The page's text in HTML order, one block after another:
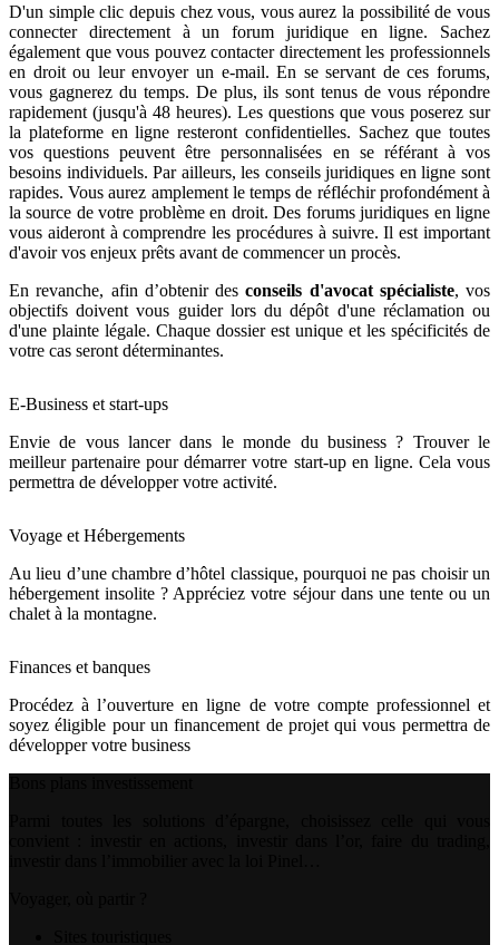
D'un simple clic depuis chez vous, vous aurez la possibilité de vous
connecter directement à un forum juridique en ligne. Sachez
également que vous pouvez contacter directement les professionnels
en droit ou leur envoyer un e-mail. En se servant de ces forums,
vous gagnerez du temps. De plus, ils sont tenus de vous répondre
rapidement (jusqu'à 48 heures). Les questions que vous poserez sur
la plateforme en ligne resteront confidentielles. Sachez que toutes
vos questions peuvent être personnalisées en se référant à vos
besoins individuels. Par ailleurs, les conseils juridiques en ligne sont
rapides. Vous aurez amplement le temps de réfléchir profondément à
la source de votre problème en droit. Des forums juridiques en ligne
vous aideront à comprendre les procédures à suivre. Il est important
d'avoir vos enjeux prêts avant de commencer un procès.
En revanche, afin d’obtenir desconseils d'avocat spécialiste, vos
objectifs doivent vous guider lors du dépôt d'une réclamation ou
d'une plainte légale. Chaque dossier est unique et les spécificités de
votre cas seront déterminantes.
E-Business et start-ups
Envie de vous lancer dans le monde du business ? Trouver le
meilleur partenaire pour démarrer votre start-up en ligne. Cela vous
permettra de développer votre activité.
Voyage et Hébergements
Au lieu d’une chambre d’hôtel classique, pourquoi ne pas choisir un
hébergement insolite ? Appréciez votre séjour dans une tente ou un
chalet à la montagne.
Finances et banques
Procédez à l’ouverture en ligne de votre compte professionnel et
soyez éligible pour un financement de projet qui vous permettra de
développer votre business